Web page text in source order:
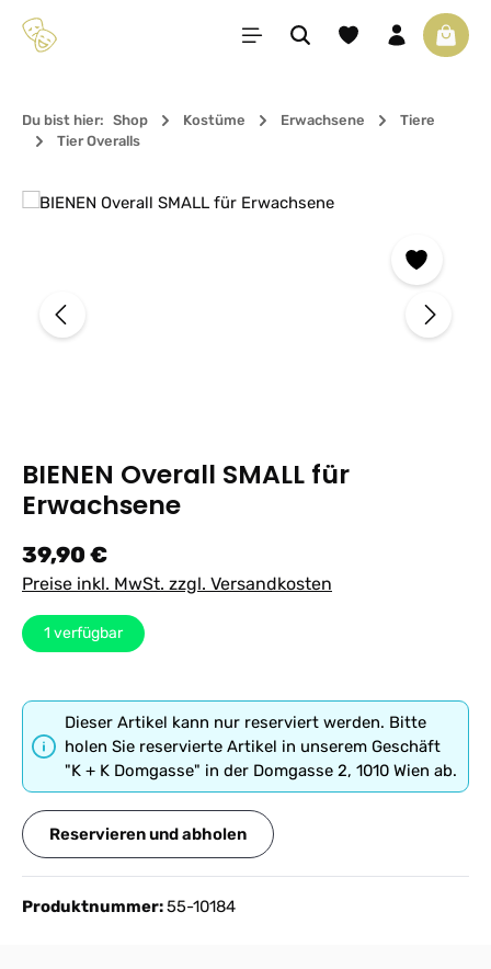
Zum Hauptinhalt springen Du hast 0 Produkte
Du bist hier: Shop Kostüme Erwachsene
Tiere
Tier Overalls
Bildergalerie überspringen
BIENEN Overall SMALL für
Erwachsene
Regulärer Preis:
39,90 €
Preise inkl. MwSt. zzgl. Versandkosten
1 verfügbar
Dieser Artikel kann nur reserviert werden. Bitte
holen Sie reservierte Artikel in unserem Geschäft
"K + K Domgasse" in der Domgasse 2, 1010 Wien ab.
Reservieren und abholen
Produktnummer:55-10184